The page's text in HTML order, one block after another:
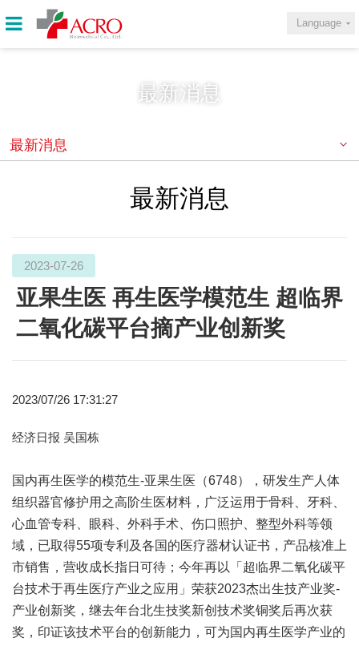
Language
最新消息
最新消息
最新消息
2023-07-26
亚果生医 再生医学模范生 超临界
二氧化碳平台摘产业创新奖
2023/07/26 17:31:27
经济日报 吴国栋
国内再生医学的模范生-亚果生医（6748），研发生产人体
组织器官修护用之高阶生医材料，广泛运用于骨科、牙科、
心血管专科、眼科、外科手术、伤口照护、整型外科等领
域，已取得55项专利及各国的医疗器材认证书，产品核准上
市销售，营收成长指日可待；今年再以「超临界二氧化碳平
台技术于再生医疗产业之应用」荣获2023杰出生技产业奖-
产业创新奖，继去年台北生技奖新创技术奖铜奖后再次获
奖，印证该技术平台的创新能力，可为国内再生医学产业的